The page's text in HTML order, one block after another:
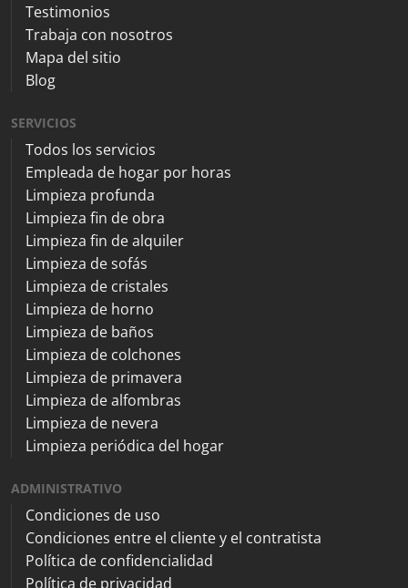
Testimonios
Trabaja con nosotros
Mapa del sitio
Blog
SERVICIOS
Todos los servicios
Empleada de hogar por horas
Limpieza profunda
Limpieza fin de obra
Limpieza fin de alquiler
Limpieza de sofás
Limpieza de cristales
Limpieza de horno
Limpieza de baños
Limpieza de colchones
Limpieza de primavera
Limpieza de alfombras
Limpieza de nevera
Limpieza periódica del hogar
ADMINISTRATIVO
Condiciones de uso
Condiciones entre el cliente y el contratista
Política de confidencialidad
Política de privacidad